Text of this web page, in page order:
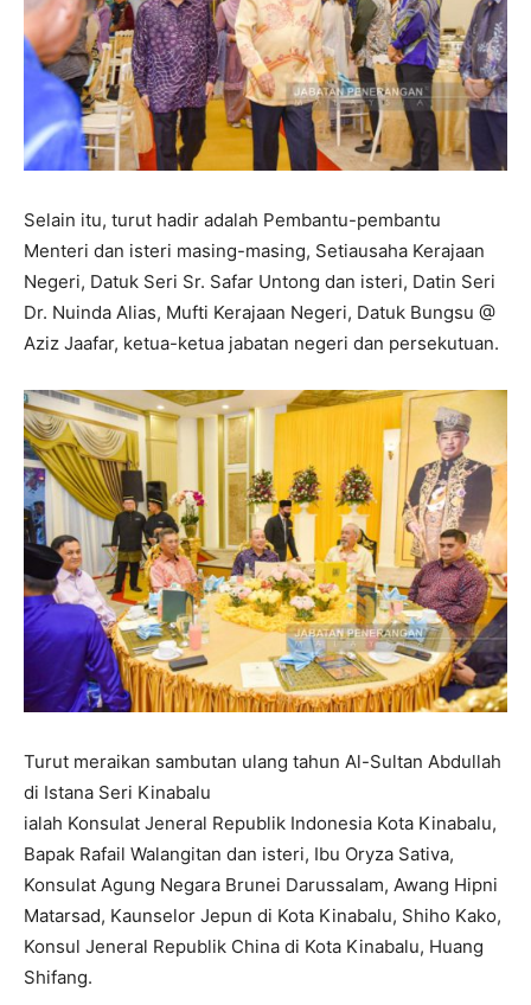
Selain itu, turut hadir adalah Pembantu-pembantu
Menteri dan isteri masing-masing, Setiausaha Kerajaan
Negeri, Datuk Seri Sr. Safar Untong dan isteri, Datin Seri
Dr. Nuinda Alias, Mufti Kerajaan Negeri, Datuk Bungsu @
Aziz Jaafar, ketua-ketua jabatan negeri dan persekutuan.
Turut meraikan sambutan ulang tahun Al-Sultan Abdullah
di Istana Seri Kinabalu
ialah Konsulat Jeneral Republik Indonesia Kota Kinabalu,
Bapak Rafail Walangitan dan isteri, Ibu Oryza Sativa,
Konsulat Agung Negara Brunei Darussalam, Awang Hipni
Matarsad, Kaunselor Jepun di Kota Kinabalu, Shiho Kako,
Konsul Jeneral Republik China di Kota Kinabalu, Huang
Shifang.